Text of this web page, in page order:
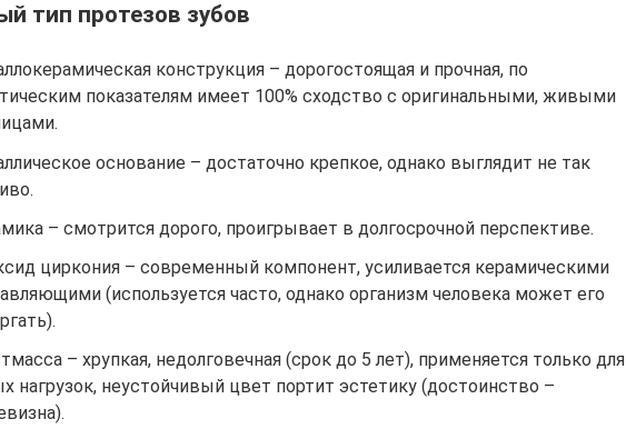
тип протезов зубов
конструкция – дорогостоящая и прочная, по
показателям имеет 100% сходство с оригинальными, живыми
основание – достаточно крепкое, однако выглядит не так
– смотрится дорого, проигрывает в долгосрочной перспективе.
циркония – современный компонент, усиливается керамическими
(используется часто, однако организм человека может его
– хрупкая, недолговечная (срок до 5 лет), применяется только для
нагрузок, неустойчивый цвет портит эстетику (достоинство –